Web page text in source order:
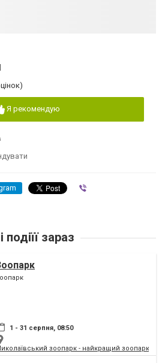
Я рекомендую
подіїї зараз
1 - 31 серпня, 08:50
зоопарк - найкращий зоопарк